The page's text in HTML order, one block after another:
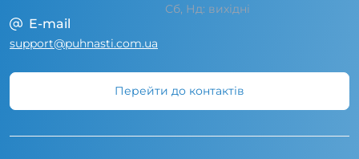
Сб, Нд: вихідні
E-mail
support@puhnasti.com.ua
Перейти до контактів